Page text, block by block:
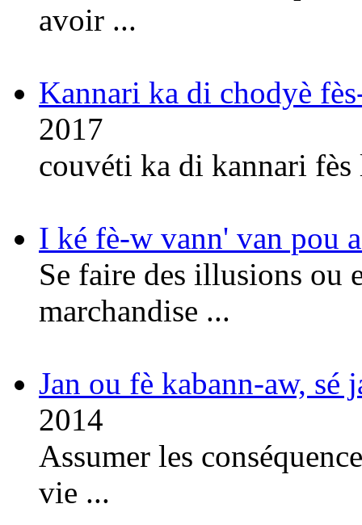
avoir ...
Kannari ka di chodyè
2017
couvéti ka di kannari
I ké fè-w vann' van pou
Se faire des illusions ou
marchandise ...
Jan ou fè kabann-aw, sé
2014
Assumer les
vie ...